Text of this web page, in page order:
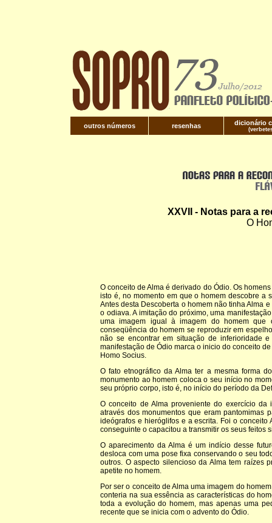
outros números resenhas dicionário
XXVII - Notas para a
O
O conceito de Alma é derivado do Ódio. Os
isto é, no momento em que o homem descobre a
Antes desta Descoberta o homem não tinha Alma
o odiava. A imitação do próximo, uma
uma imagem igual à imagem do homem que
conseqüência do homem se reproduzir em
não se encontrar em situação de inferioridade
manifestação de Ódio marca o inicio do conceito
Homo Socius.
O fato etnográfico da Alma ter a mesma forma
monumento ao homem coloca o seu início no
seu próprio corpo, isto é, no início do período da
O conceito de Alma proveniente do exercício
através dos monumentos que eram pantomimas
ideógrafos e hieróglifos e a escrita. Foi o
conseguinte o capacitou a transmitir os seus feitos
O aparecimento da Alma é um indício desse
desloca com uma pose fixa conservando o seu
outros. O aspecto silencioso da Alma tem raízes
apetite no homem.
Por ser o conceito de Alma uma imagem do
conteria na sua essência as características do
toda a evolução do homem, mas apenas uma
recente que se inicia com o advento do Ódio.